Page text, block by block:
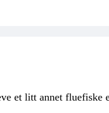
et litt annet fluefiske